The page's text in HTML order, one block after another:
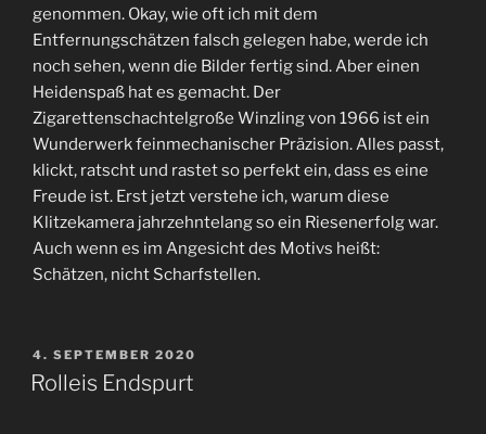
genommen. Okay, wie oft ich mit dem
Entfernungschätzen falsch gelegen habe, werde ich
noch sehen, wenn die Bilder fertig sind. Aber einen
Heidenspaß hat es gemacht. Der
Zigarettenschachtelgroße Winzling von 1966 ist ein
Wunderwerk feinmechanischer Präzision. Alles passt,
klickt, ratscht und rastet so perfekt ein, dass es eine
Freude ist. Erst jetzt verstehe ich, warum diese
Klitzekamera jahrzehntelang so ein Riesenerfolg war.
Auch wenn es im Angesicht des Motivs heißt:
Schätzen, nicht Scharfstellen.
VERÖFFENTLICHT
AM
4. SEPTEMBER 2020
Rolleis Endspurt